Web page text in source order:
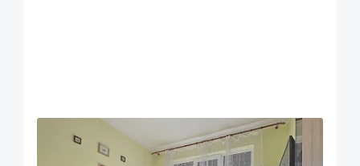
OFERTA NOUA COMISION 2%
Apartament doua camere Triaj